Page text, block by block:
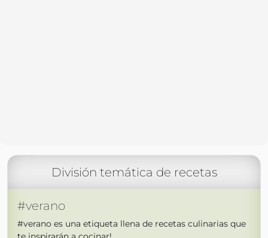
División temática de recetas
#verano
#verano es una etiqueta llena de recetas culinarias que